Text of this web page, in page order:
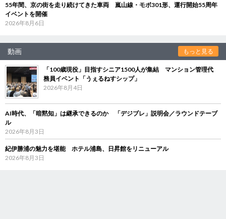
55年間、京の街を走り続けてきた車両 嵐山線・モボ301形、運行開始55周年
イベントを開催
2026年8月6日
動画 もっと見る
「100歳現役」目指すシニア1500人が集結 マンション管理代
務員イベント「うぇるねすシップ」
2026年8月4日
AI時代、「暗黙知」は継承できるのか 「デジブレ」説明会／ラウンドテーブ
ル
2026年8月3日
紀伊勝浦の魅力を堪能 ホテル浦島、日昇館をリニューアル
2026年8月3日